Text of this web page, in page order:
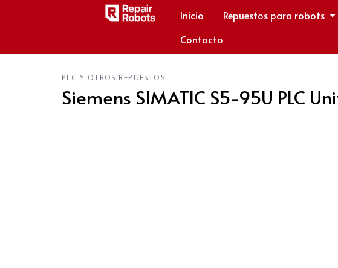
Inicio Repuestos para robots
Contacto
PLC Y OTROS REPUESTOS
Siemens SIMATIC S5-95U PLC